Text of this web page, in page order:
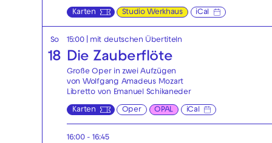
Karten Studio Werkhaus iCal
So
18
15:00| mit deutschen Übertiteln
Die Zauberflöte
Große Oper in zwei Aufzügen
von Wolfgang Amadeus Mozart
Libretto von Emanuel Schikaneder
Karten Oper OPAL iCal
16:00 - 16:45